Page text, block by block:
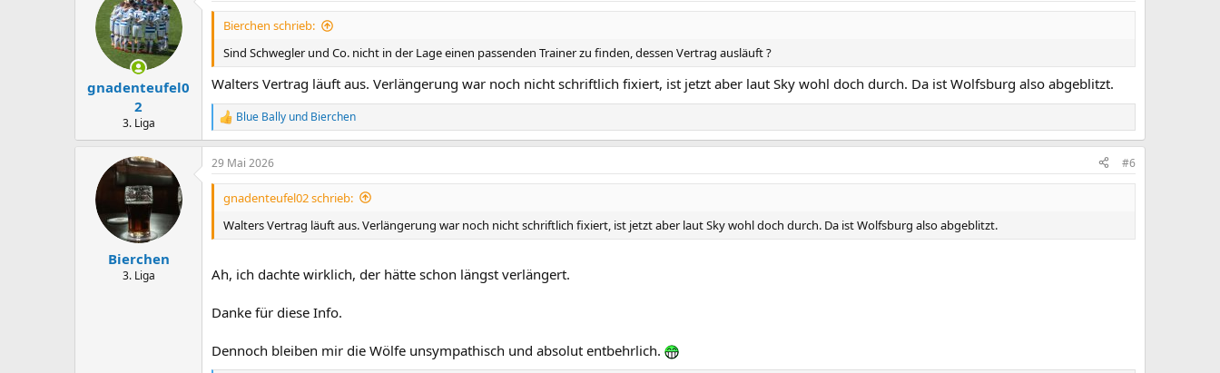
t
n
e
n
gnadenteufel0
2
3. Liga
Bierchen schrieb:
Sind Schwegler und Co. nicht in der Lage einen passenden Trainer zu finden, dessen Vertrag ausläuft ?
Walters Vertrag läuft aus. Verlängerung war noch nicht schriftlich fixiert, ist jetzt aber laut Sky wohl doch durch. Da ist Wolfsburg also abgeblitzt.
R
e
a
k
t
n
e
Blue Bally und Bierchen
Bierchen
3. Liga
29 Mai 2026 #6
gnadenteufel02 schrieb:
Walters Vertrag läuft aus. Verlängerung war noch nicht schriftlich fixiert, ist jetzt aber laut Sky wohl doch durch. Da ist Wolfsburg also abgeblitzt.
Ah, ich dachte wirklich, der hätte schon längst verlängert.
Danke für diese Info.
Dennoch bleiben mir die Wölfe unsympathisch und absolut entbehrlich.